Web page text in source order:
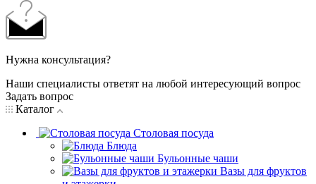
Нужна консультация?
Наши специалисты ответят на любой интересующий вопрос
Задать вопрос
Каталог
Столовая посуда
Блюда
Бульонные чаши
Вазы для фруктов